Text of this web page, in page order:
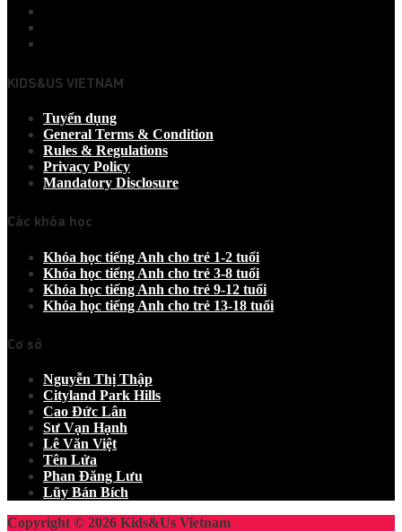
KIDS&US VIETNAM
Tuyển dụng
General Terms & Condition
Rules & Regulations
Privacy Policy
Mandatory Disclosure
Các khóa học
Khóa học tiếng Anh cho trẻ 1-2 tuổi
Khóa học tiếng Anh cho trẻ 3-8 tuổi
Khóa học tiếng Anh cho trẻ 9-12 tuổi
Khóa học tiếng Anh cho trẻ 13-18 tuổi
Cơ sở
Nguyễn Thị Thập
Cityland Park Hills
Cao Đức Lân
Sư Vạn Hạnh
Lê Văn Việt
Tên Lửa
Phan Đăng Lưu
Lũy Bán Bích
Copyright © 2026 Kids&Us Vietnam